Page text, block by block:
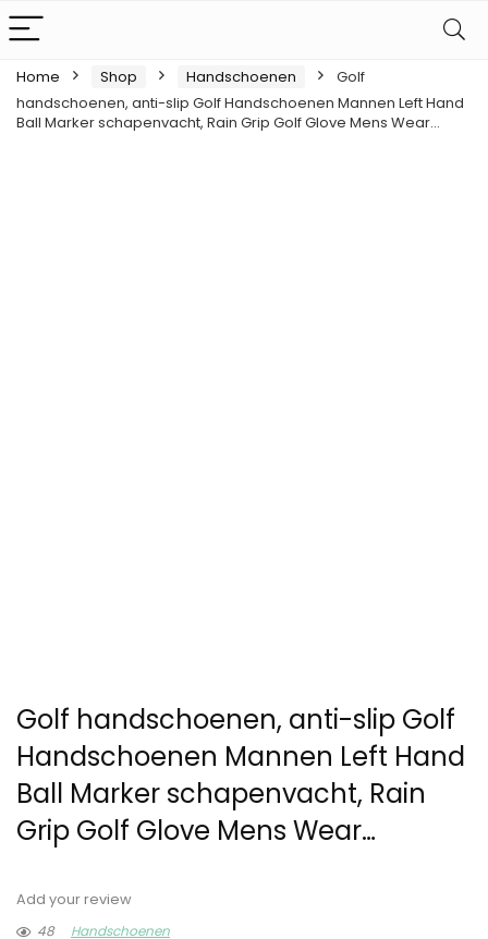
Home Shop Handschoenen
Golf
handschoenen, anti-slip Golf Handschoenen Mannen Left Hand
Ball Marker schapenvacht, Rain Grip Golf Glove Mens Wear…
Golf handschoenen, anti-slip Golf
Handschoenen Mannen Left Hand
Ball Marker schapenvacht, Rain
Grip Golf Glove Mens Wear…
Add your review
48
Handschoenen